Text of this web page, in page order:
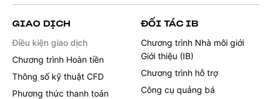
GIAO DỊCH
Điều kiện giao dịch
Chương trình Hoàn tiền
Thông số kỹ thuật CFD
Phương thức thanh toán
ĐỐI TÁC IB
Chương trình Nhà môi giới
Giới thiệu (IB)
Chương trình hỗ trợ
Công cụ quảng bá